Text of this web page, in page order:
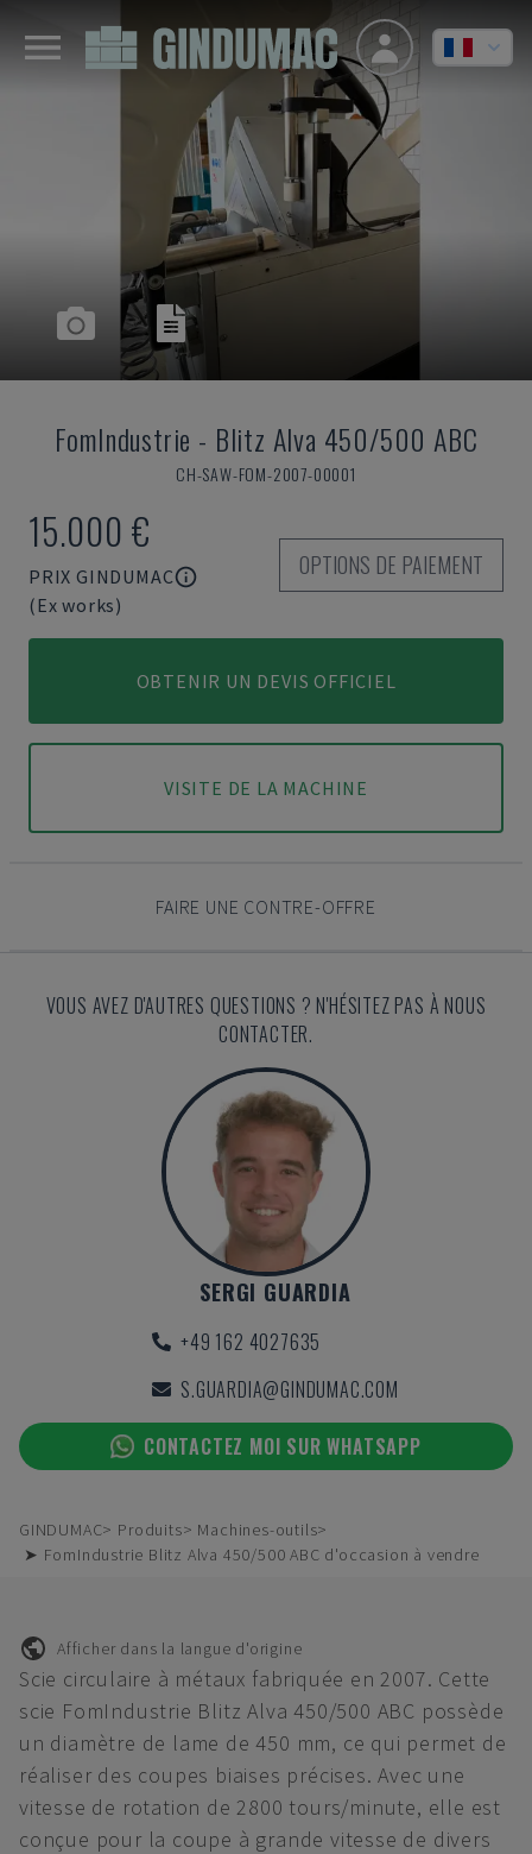
FomIndustrie - Blitz Alva 450/500 ABC
CH-SAW-FOM-2007-00001
15.000 €
PRIX GINDUMAC
(Ex works)
OPTIONS DE PAIEMENT
OBTENIR UN DEVIS OFFICIEL
VISITE DE LA MACHINE
FAIRE UNE CONTRE-OFFRE
VOUS AVEZ D'AUTRES QUESTIONS ? N'HÉSITEZ PAS À NOUS
CONTACTER.
SERGI GUARDIA
+49 162 4027635
S.GUARDIA@GINDUMAC.COM
CONTACTEZ MOI SUR WHATSAPP
GINDUMAC Produits
Machines-outils
➤ FomIndustrie Blitz Alva 450/500 ABC d'occasion à vendre
Afficher dans la langue d'origine
Scie circulaire à métaux fabriquée en 2007. Cette
scie FomIndustrie Blitz Alva 450/500 ABC possède
un diamètre de lame de 450 mm, ce qui permet de
réaliser des coupes biaises précises. Avec une
vitesse de rotation de 2800 tours/minute, elle est
conçue pour la coupe à grande vitesse de divers